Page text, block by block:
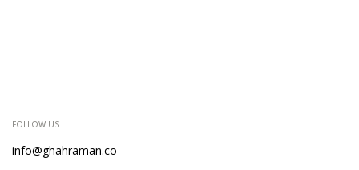
FOLLOW US
info@ghahraman.co